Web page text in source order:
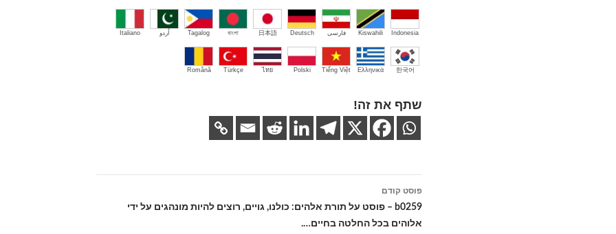
Indonesia
Kiswahili فارسی Deutsch
日本語
বাংলা
Tagalog اُردو Italiano
한국어
Ελληνικά
Tiếng Việt
Polski
ไทย
Türkçe
Română
שתף את זה!
ניווט
בפוסטים
פוסט קודם
b0259 – פוסט על תורת אלהים: כולנו, גויים, רוצים להיות מונהגים על ידי
אלוהים בכל החלטה בחיים….